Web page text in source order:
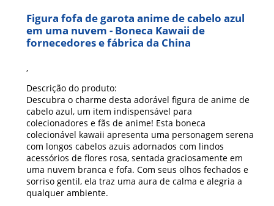
Figura fofa de garota anime de cabelo azul
em uma nuvem - Boneca Kawaii de
fornecedores e fábrica da China
,
Descrição do produto:
Descubra o charme desta adorável figura de anime de
cabelo azul, um item indispensável para
colecionadores e fãs de anime! Esta boneca
colecionável kawaii apresenta uma personagem serena
com longos cabelos azuis adornados com lindos
acessórios de flores rosa, sentada graciosamente em
uma nuvem branca e fofa. Com seus olhos fechados e
sorriso gentil, ela traz uma aura de calma e alegria a
qualquer ambiente.